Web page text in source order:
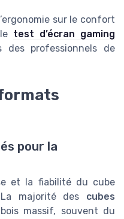
sur le confort
test d’écran gaming
des professionnels de
pour la
et la fiabilité du cube
majorité des cubes
massif, souvent du